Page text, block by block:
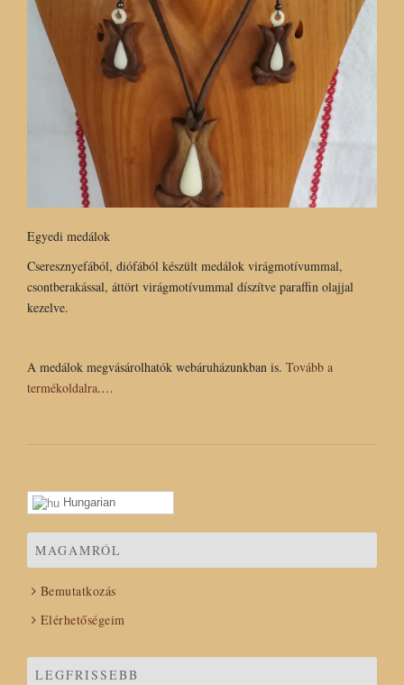
Egyedi medálok
Cseresznyefából, diófából készült medálok virágmotívummal,
csontberakással, áttört virágmotívummal díszítve paraffin olajjal
kezelve.
A medálok megvásárolhatók webáruházunkban is. Tovább a
termékoldalra.…
Hungarian
MAGAMRÓL
Bemutatkozás
Elérhetőségeim
LEGFRISSEBB